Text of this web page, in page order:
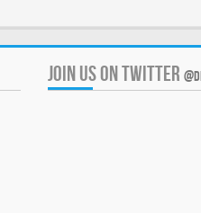
JOIN US ON TWITTER